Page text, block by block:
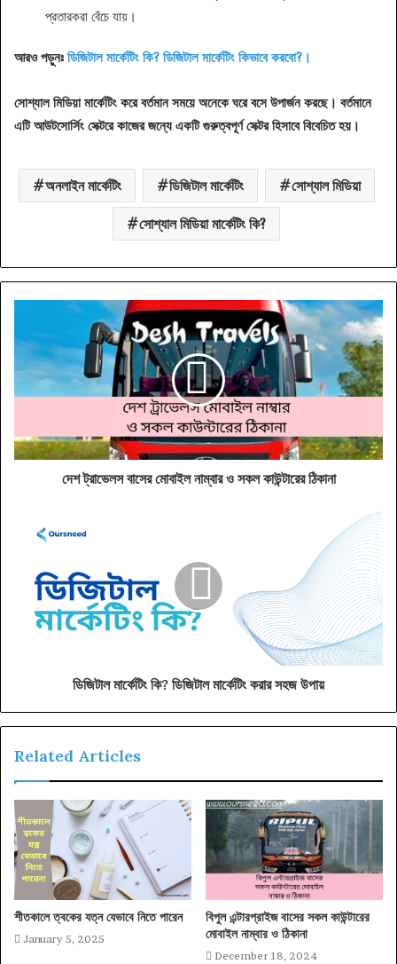
প্রতারকরা বেঁচে যায়।
আরও পড়ুনঃ ডিজিটাল মার্কেটিং কি? ডিজিটাল মার্কেটিং কিভাবে করবো?।
সোশ্যাল মিডিয়া মার্কেটিং করে বর্তমান সময়ে অনেকে ঘরে বসে উপার্জন করছে। বর্তমানে
এটি আউটসোর্সিং সেক্টরে কাজের জন্যে একটি গুরুত্বপূর্ণ সেক্টর হিসাবে বিবেচিত হয়।
অনলাইন মার্কেটিং ডিজিটাল মার্কেটিং সোশ্যাল মিডিয়া
সোশ্যাল মিডিয়া মার্কেটিং কি?
দেশ ট্রাভেলস বাসের মোবাইল নাম্বার ও সকল কাউন্টারের ঠিকানা
ডিজিটাল মার্কেটিং কি? ডিজিটাল মার্কেটিং করার সহজ উপায়
Related Articles
শীতকালে ত্বকের যত্ন যেভাবে নিতে পারেন
January 5, 2025
বিপুল এন্টারপ্রাইজ বাসের সকল কাউন্টারের
মোবাইল নাম্বার ও ঠিকানা
December 18, 2024